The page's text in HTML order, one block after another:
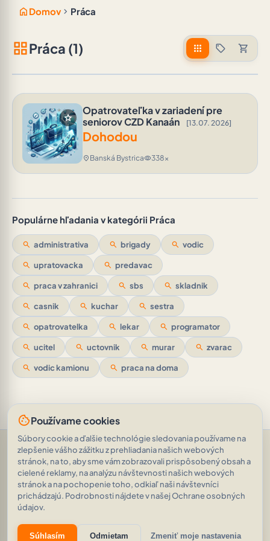
home Domov chevron_right Práca
grid_viewPráca (1) apps sell shopping_cart
star
Opatrovateľka v zariadení pre
seniorov CZD Kanaán
[13.07. 2026]
Dohodou
location_on Banská Bystricavisibility338x
Populárne hľadania v kategórii Práca
search administrativa search brigady search vodic
search upratovacka search predavac
search praca v zahranici search sbs search skladnik
search casnik search kuchar search sestra
search opatrovatelka search lekar search programator
search ucitel search uctovnik search murar search zvarac
search vodic kamionu search praca na doma
Pomoc a podpora•Otázky•Hodnotenia•Opýtajte sa AI
Podmienky používania•Ochrana osobných údajov•
RSS Feed
© 2026AVEINO | history_edu „Zvyk je majstrom všetkého.“
(Gaius Julius Caesar)
|
1.8.2
eco
Znižujeme našu digitálnu uhlíkovú stopu.Zistiť viac auto_awesome
cookiePoužívame cookies
Súbory cookie a ďalšie technológie sledovania používame na
zlepšenie vášho zážitku z prehliadania našich webových
stránok, na to, aby sme vám zobrazovali prispôsobený obsah a
cielené reklamy, na analýzu návštevnosti našich webových
stránok a na pochopenie toho, odkiaľ naši návštevníci
prichádzajú. Podrobnosti nájdete v našej Ochrane osobných
údajov.
Súhlasím Odmietam Zmeniť moje nastavenia